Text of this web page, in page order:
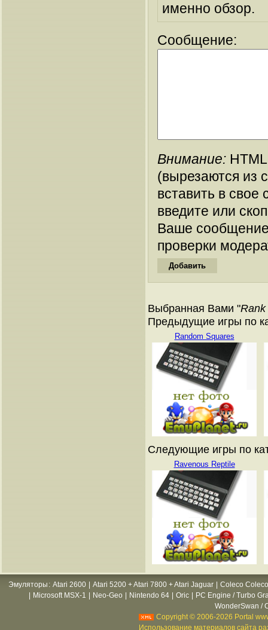
именно обзор.
Сообщение:
Внимание:
(вырезаются из
вставить в
введите или
Ваше
проверки
Выбранная Вами "
Предыдущие игры по
Random Squares
Следующие игры по
Ravenous Reptile
Эмуляторы : Atari 2600 Atari 5200 + Atari 7800 + Atari Jaguar
Coleco
Microsoft MSX-1 Neo-Geo Nintendo 64 Oric
PC Engine / Turbo
WonderSwan /
Copyright © 2006-2026 Portal
Использование материалов сайта